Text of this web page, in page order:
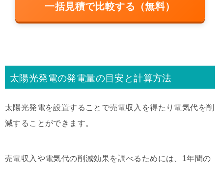
一括見積で比較する（無料）
太陽光発電の発電量の目安と計算方法
太陽光発電を設置することで売電収入を得たり電気代を削
減することができます。
売電収入や電気代の削減効果を調べるためには、1年間の